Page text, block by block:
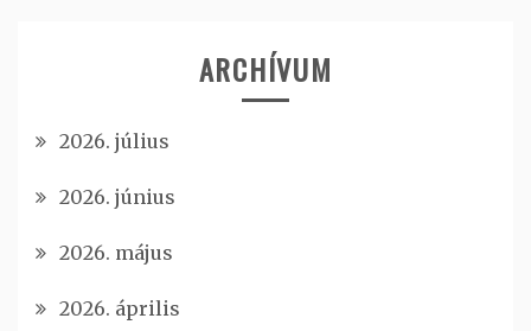
ARCHÍVUM
2026. július
2026. június
2026. május
2026. április